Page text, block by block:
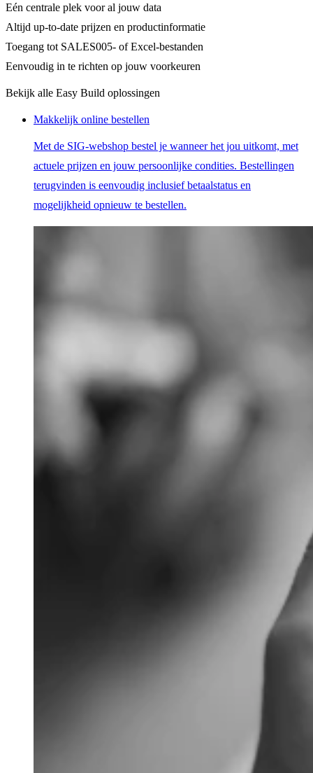
Eén centrale plek voor al jouw data
Altijd up-to-date prijzen en productinformatie
Toegang tot SALES005- of Excel-bestanden
Eenvoudig in te richten op jouw voorkeuren
Bekijk alle Easy Build oplossingen
Makkelijk online bestellen
Met de SIG-webshop bestel je wanneer het jou uitkomt, met
actuele prijzen en jouw persoonlijke condities. Bestellingen
terugvinden is eenvoudig inclusief betaalstatus en
mogelijkheid opnieuw te bestellen.